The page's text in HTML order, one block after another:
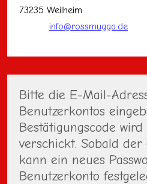
73235 Weilheim
info@rossmugga.de
Bitte die E-Mail-
Benutzerkontos
Bestätigungscode
verschickt. Sobald der
kann ein neues
Benutzerkonto